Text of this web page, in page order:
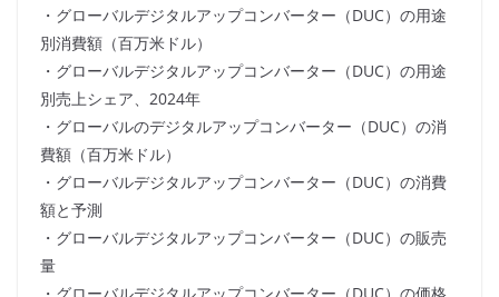
・グローバルデジタルアップコンバーター（DUC）の用途
別消費額（百万米ドル）
・グローバルデジタルアップコンバーター（DUC）の用途
別売上シェア、2024年
・グローバルのデジタルアップコンバーター（DUC）の消
費額（百万米ドル）
・グローバルデジタルアップコンバーター（DUC）の消費
額と予測
・グローバルデジタルアップコンバーター（DUC）の販売
量